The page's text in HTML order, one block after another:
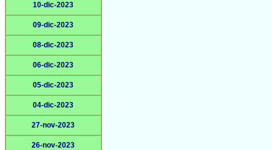
10-dic-2023
09-dic-2023
08-dic-2023
06-dic-2023
05-dic-2023
04-dic-2023
27-nov-2023
26-nov-2023